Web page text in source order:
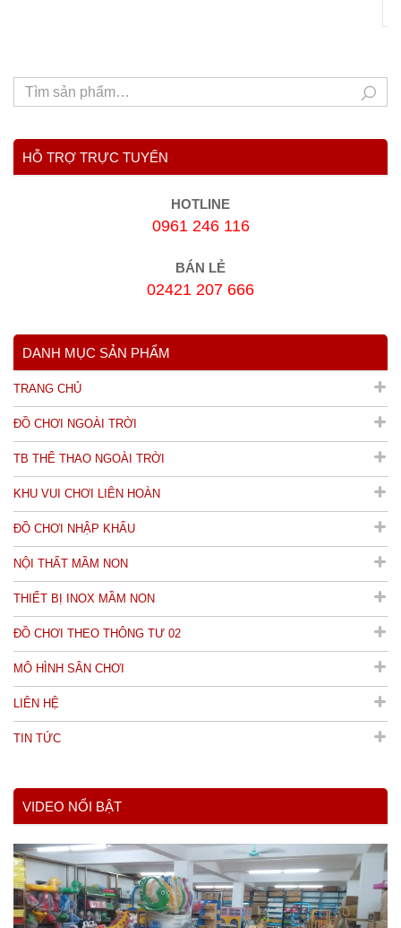
HỖ TRỢ TRỰC TUYẾN
HOTLINE
0961 246 116
BÁN LẺ
02421 207 666
DANH MỤC SẢN PHẨM
TRANG CHỦ
ĐỒ CHƠI NGOÀI TRỜI
TB THỂ THAO NGOÀI TRỜI
KHU VUI CHƠI LIÊN HOÀN
ĐỒ CHƠI NHẬP KHẨU
NỘI THẤT MẦM NON
THIẾT BỊ INOX MẦM NON
ĐỒ CHƠI THEO THÔNG TƯ 02
MÔ HÌNH SÂN CHƠI
LIÊN HỆ
TIN TỨC
VIDEO NỔI BẬT